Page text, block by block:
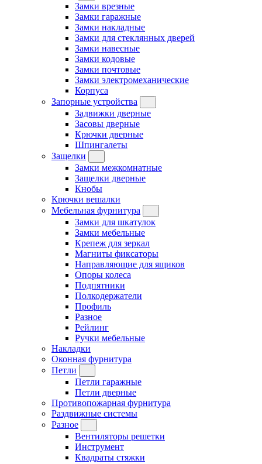
Замки врезные
Замки гаражные
Замки накладные
Замки для стеклянных дверей
Замки навесные
Замки кодовые
Замки почтовые
Замки электромеханические
Корпуса
Запорные устройства
Задвижки дверные
Засовы дверные
Крючки дверные
Шпингалеты
Защелки
Замки межкомнатные
Защелки дверные
Кнобы
Крючки вешалки
Мебельная фурнитура
Замки для шкатулок
Замки мебельные
Крепеж для зеркал
Магниты фиксаторы
Направляющие для ящиков
Опоры колеса
Подпятники
Полкодержатели
Профиль
Разное
Рейлинг
Ручки мебельные
Накладки
Оконная фурнитура
Петли
Петли гаражные
Петли дверные
Противопожарная фурнитура
Раздвижные системы
Разное
Вентиляторы решетки
Инструмент
Квадраты стяжки